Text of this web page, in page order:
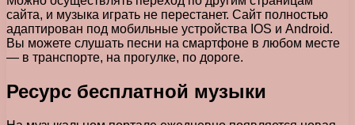
сайта, и музыка играть не перестанет. Сайт полностью
адаптирован под мобильные устройства IOS и Android.
Вы можете слушать песни на смартфоне в любом месте
— в транспорте, на прогулке, по дороге.
Ресурс бесплатной музыки